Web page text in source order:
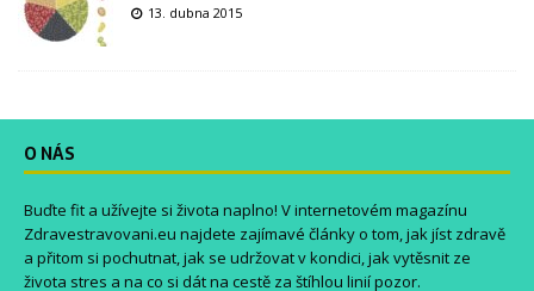
13. dubna 2015
O NÁS
Buďte fit a užívejte si života naplno! V internetovém magazínu
Zdravestravovani.eu najdete zajímavé články o tom, jak jíst zdravě
a přitom si pochutnat, jak se udržovat v kondici, jak vytěsnit ze
života stres a na co si dát na cestě za štíhlou linií pozor.